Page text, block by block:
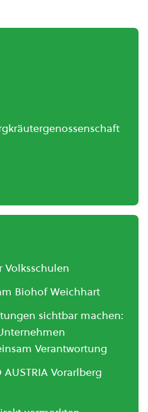
Biohof Weichhart
sichtbar machen:
Verantwortung
Vorarlberg